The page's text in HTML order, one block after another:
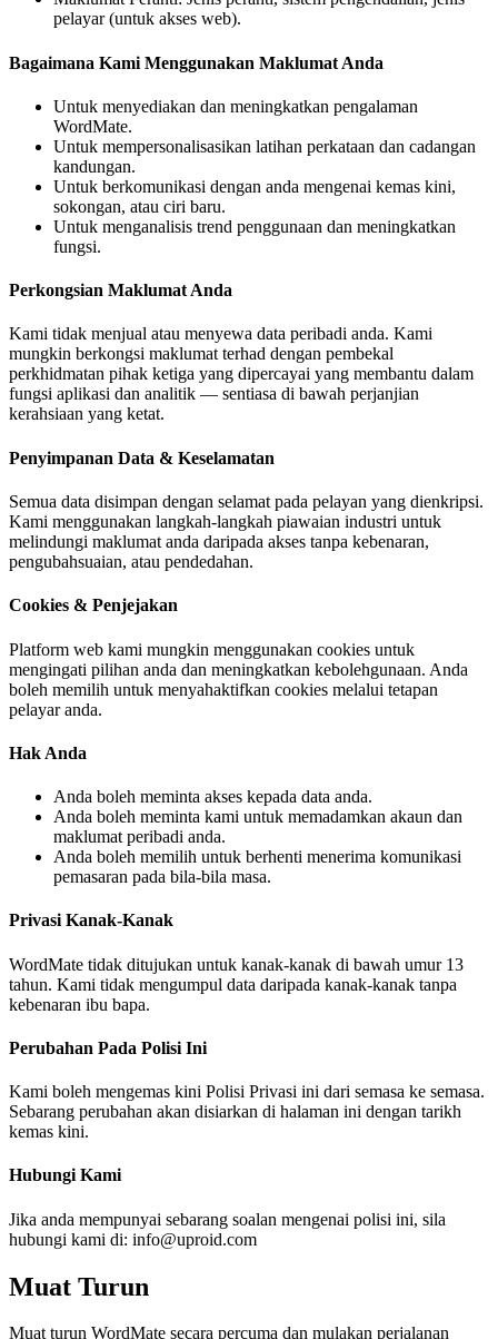
pelayar (untuk akses web).
Bagaimana Kami Menggunakan Maklumat Anda
Untuk menyediakan dan meningkatkan pengalaman
WordMate.
Untuk mempersonalisasikan latihan perkataan dan cadangan
kandungan.
Untuk berkomunikasi dengan anda mengenai kemas kini,
sokongan, atau ciri baru.
Untuk menganalisis trend penggunaan dan meningkatkan
fungsi.
Perkongsian Maklumat Anda
Kami tidak menjual atau menyewa data peribadi anda. Kami
mungkin berkongsi maklumat terhad dengan pembekal
perkhidmatan pihak ketiga yang dipercayai yang membantu dalam
fungsi aplikasi dan analitik — sentiasa di bawah perjanjian
kerahsiaan yang ketat.
Penyimpanan Data & Keselamatan
Semua data disimpan dengan selamat pada pelayan yang dienkripsi.
Kami menggunakan langkah-langkah piawaian industri untuk
melindungi maklumat anda daripada akses tanpa kebenaran,
pengubahsuaian, atau pendedahan.
Cookies & Penjejakan
Platform web kami mungkin menggunakan cookies untuk
mengingati pilihan anda dan meningkatkan kebolehgunaan. Anda
boleh memilih untuk menyahaktifkan cookies melalui tetapan
pelayar anda.
Hak Anda
Anda boleh meminta akses kepada data anda.
Anda boleh meminta kami untuk memadamkan akaun dan
maklumat peribadi anda.
Anda boleh memilih untuk berhenti menerima komunikasi
pemasaran pada bila-bila masa.
Privasi Kanak-Kanak
WordMate tidak ditujukan untuk kanak-kanak di bawah umur 13
tahun. Kami tidak mengumpul data daripada kanak-kanak tanpa
kebenaran ibu bapa.
Perubahan Pada Polisi Ini
Kami boleh mengemas kini Polisi Privasi ini dari semasa ke semasa.
Sebarang perubahan akan disiarkan di halaman ini dengan tarikh
kemas kini.
Hubungi Kami
Jika anda mempunyai sebarang soalan mengenai polisi ini, sila
hubungi kami di: info@uproid.com
Muat Turun
Muat turun WordMate secara percuma dan mulakan perjalanan